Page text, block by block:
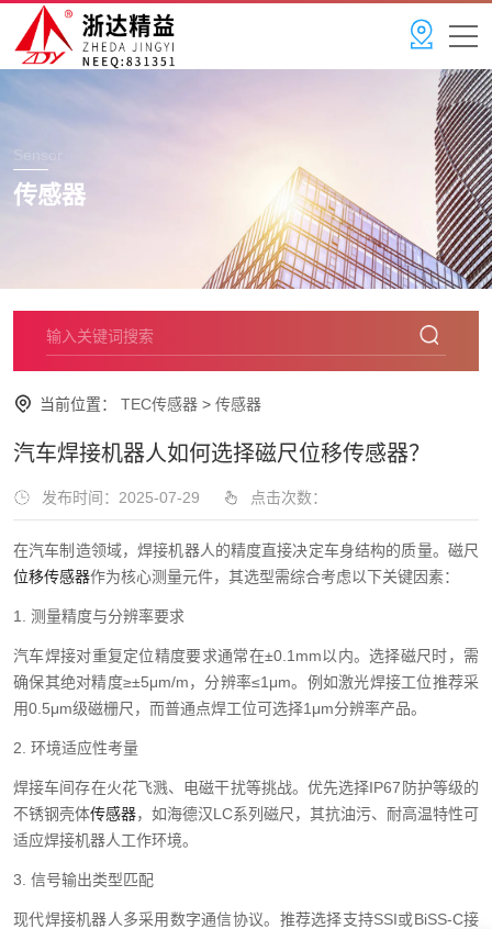
Sensor
传感器
当前位置： TEC传感器 > 传感器
汽车焊接机器人如何选择磁尺位移传感器？
发布时间：2025-07-29 点击次数：
在汽车制造领域，焊接机器人的精度直接决定车身结构的质量。磁尺
位移传感器作为核心测量元件，其选型需综合考虑以下关键因素：
1. 测量精度与分辨率要求
汽车焊接对重复定位精度要求通常在±0.1mm以内。选择磁尺时，需
确保其绝对精度≥±5μm/m，分辨率≤1μm。例如激光焊接工位推荐采
用0.5μm级磁栅尺，而普通点焊工位可选择1μm分辨率产品。
2. 环境适应性考量
焊接车间存在火花飞溅、电磁干扰等挑战。优先选择IP67防护等级的
不锈钢壳体传感器，如海德汉LC系列磁尺，其抗油污、耐高温特性可
适应焊接机器人工作环境。
3. 信号输出类型匹配
现代焊接机器人多采用数字通信协议。推荐选择支持SSI或BiSS-C接